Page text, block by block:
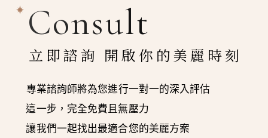
Consult
立即諮詢 開啟你的美麗時刻
專業諮詢師將為您進行一對一的深入評估
這一步，完全免費且無壓力
讓我們一起找出最適合您的美麗方案